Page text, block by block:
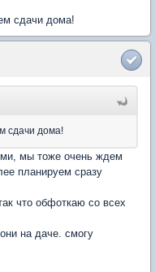
сдачи дома!
сдачи дома!
мы тоже очень ждем
планируем сразу
что обфоткаю со всех
на даче. смогу